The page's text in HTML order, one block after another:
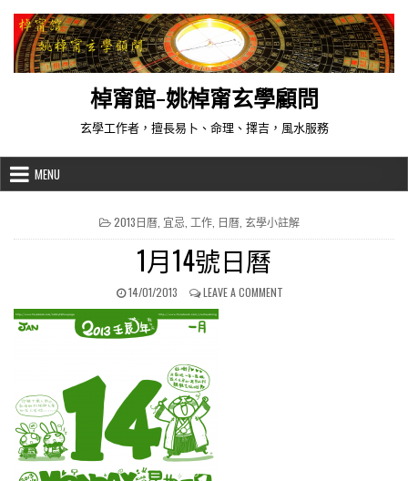
棹甯館-姚棹甯玄學顧問
玄學工作者，擅長易卜、命理、擇吉，風水服務
MENU
POSTED IN
2013日曆, 宜忌, 工作, 日曆, 玄學小註解
1月14號日曆
PUBLISHED DATE:
14/01/2013 LEAVE A COMMENTON 1月14號日曆